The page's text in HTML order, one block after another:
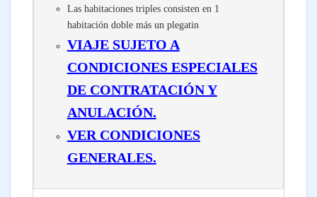
Las habitaciones triples consisten en 1
habitación doble más un plegatin
VIAJE SUJETO A
CONDICIONES ESPECIALES
DE CONTRATACIÓN Y
ANULACIÓN.
VER CONDICIONES
GENERALES.